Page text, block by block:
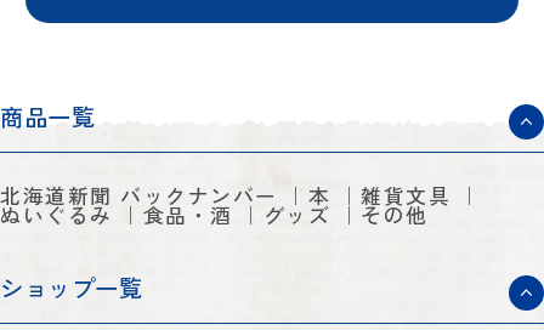
商品一覧
北海道新聞 バックナンバー 本 雑貨文具
ぬいぐるみ 食品・酒 グッズ その他
ショップ一覧